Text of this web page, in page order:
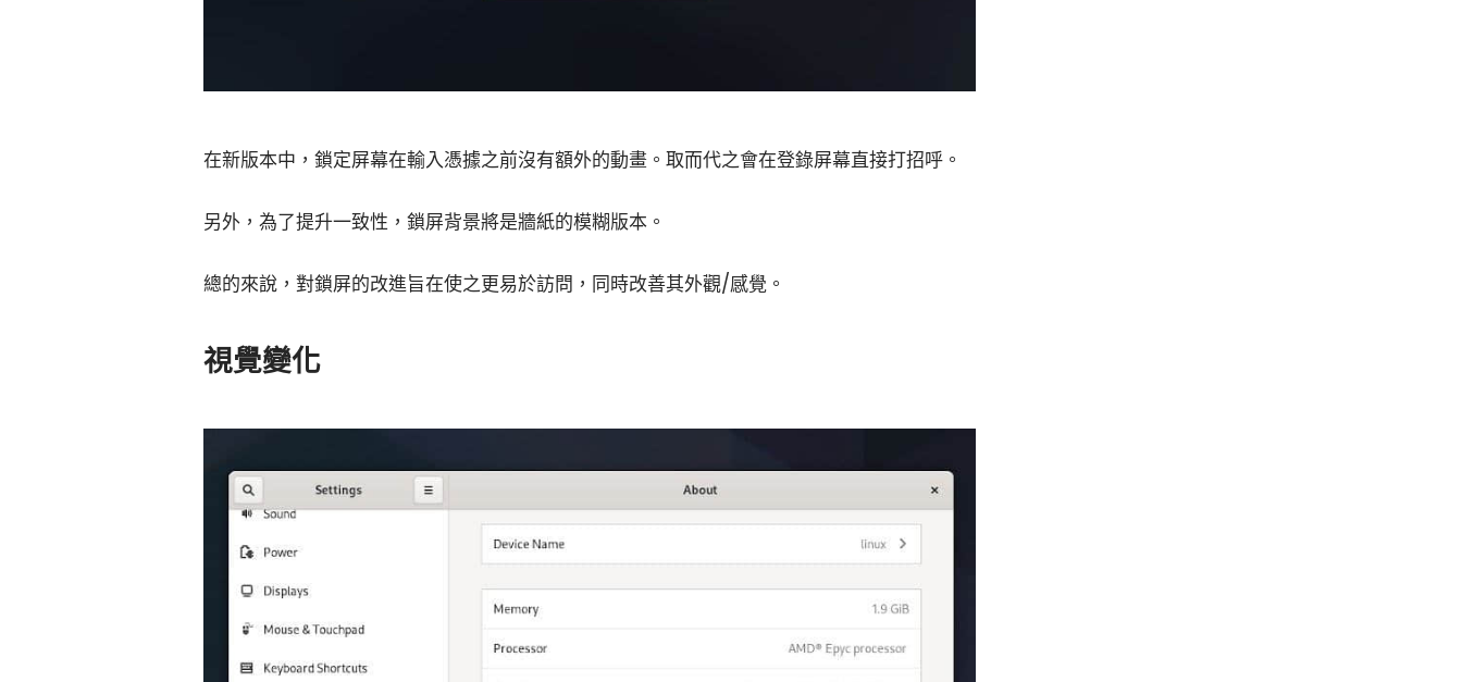
在新版本中，鎖定屏幕在輸入憑據之前沒有額外的動畫。取而代之會在登錄屏幕直接打招呼。
另外，為了提升一致性，鎖屏背景將是牆紙的模糊版本。
總的來說，對鎖屏的改進旨在使之更易於訪問，同時改善其外觀/感覺。
視覺變化